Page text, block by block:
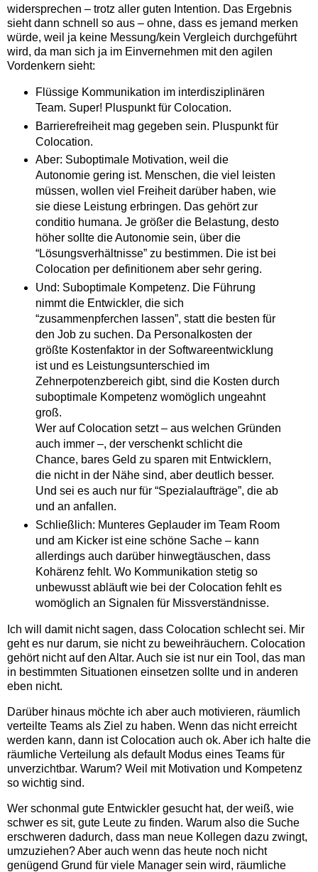
widersprechen – trotz aller guten Intention. Das Ergebnis
sieht dann schnell so aus – ohne, dass es jemand merken
würde, weil ja keine Messung/kein Vergleich durchgeführt
wird, da man sich ja im Einvernehmen mit den agilen
Vordenkern sieht:
Flüssige Kommunikation im interdisziplinären
Team. Super! Pluspunkt für Colocation.
Barrierefreiheit mag gegeben sein. Pluspunkt für
Colocation.
Aber: Suboptimale Motivation, weil die
Autonomie gering ist. Menschen, die viel leisten
müssen, wollen viel Freiheit darüber haben, wie
sie diese Leistung erbringen. Das gehört zur
conditio humana. Je größer die Belastung, desto
höher sollte die Autonomie sein, über die
“Lösungsverhältnisse” zu bestimmen. Die ist bei
Colocation per definitionem aber sehr gering.
Und: Suboptimale Kompetenz. Die Führung
nimmt die Entwickler, die sich
“zusammenpferchen lassen”, statt die besten für
den Job zu suchen. Da Personalkosten der
größte Kostenfaktor in der Softwareentwicklung
ist und es Leistungsunterschied im
Zehnerpotenzbereich gibt, sind die Kosten durch
suboptimale Kompetenz womöglich ungeahnt
groß.
Wer auf Colocation setzt – aus welchen Gründen
auch immer –, der verschenkt schlicht die
Chance, bares Geld zu sparen mit Entwicklern,
die nicht in der Nähe sind, aber deutlich besser.
Und sei es auch nur für “Spezialaufträge”, die ab
und an anfallen.
Schließlich: Munteres Geplauder im Team Room
und am Kicker ist eine schöne Sache – kann
allerdings auch darüber hinwegtäuschen, dass
Kohärenz fehlt. Wo Kommunikation stetig so
unbewusst abläuft wie bei der Colocation fehlt es
womöglich an Signalen für Missverständnisse.
Ich will damit nicht sagen, dass Colocation schlecht sei. Mir
geht es nur darum, sie nicht zu beweihräuchern. Colocation
gehört nicht auf den Altar. Auch sie ist nur ein Tool, das man
in bestimmten Situationen einsetzen sollte und in anderen
eben nicht.
Darüber hinaus möchte ich aber auch motivieren, räumlich
verteilte Teams als Ziel zu haben. Wenn das nicht erreicht
werden kann, dann ist Colocation auch ok. Aber ich halte die
räumliche Verteilung als default Modus eines Teams für
unverzichtbar. Warum? Weil mit Motivation und Kompetenz
so wichtig sind.
Wer schonmal gute Entwickler gesucht hat, der weiß, wie
schwer es sit, gute Leute zu finden. Warum also die Suche
erschweren dadurch, dass man neue Kollegen dazu zwingt,
umzuziehen? Aber auch wenn das heute noch nicht
genügend Grund für viele Manager sein wird, räumliche